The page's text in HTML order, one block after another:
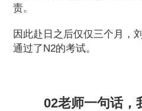
责。
因此赴日之后仅仅三个月，
通过了N2的考试。
02老师一句话，